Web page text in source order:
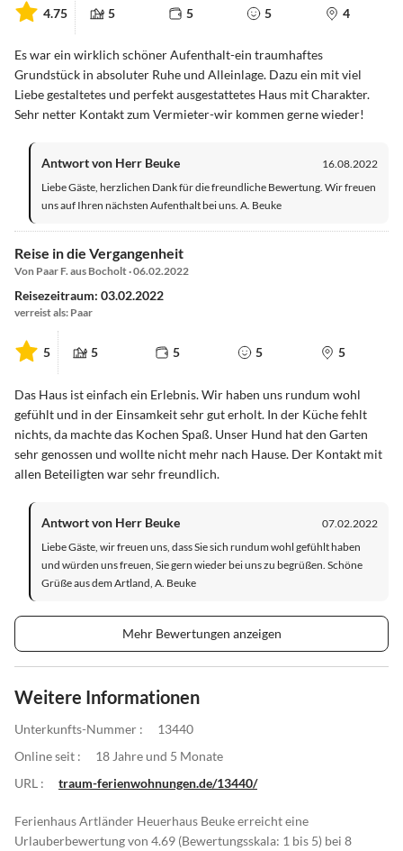
4.75 5 5 5 4
Es war ein wirklich schöner Aufenthalt-ein traumhaftes
Grundstück in absoluter Ruhe und Alleinlage. Dazu ein mit viel
Liebe gestaltetes und perfekt ausgestattetes Haus mit Charakter.
Sehr netter Kontakt zum Vermieter-wir kommen gerne wieder!
Antwort von Herr Beuke
16.08.2022
Liebe Gäste, herzlichen Dank für die freundliche Bewertung. Wir freuen
uns auf Ihren nächsten Aufenthalt bei uns. A. Beuke
Reise in die Vergangenheit
Von Paar F. aus Bocholt · 06.02.2022
Reisezeitraum: 03.02.2022
verreist als: Paar
5 5 5 5 5
Das Haus ist einfach ein Erlebnis. Wir haben uns rundum wohl
gefühlt und in der Einsamkeit sehr gut erholt. In der Küche fehlt
nichts, da machte das Kochen Spaß. Unser Hund hat den Garten
sehr genossen und wollte nicht mehr nach Hause. Der Kontakt mit
allen Beteiligten war sehr freundlich.
Antwort von Herr Beuke
07.02.2022
Liebe Gäste, wir freuen uns, dass Sie sich rundum wohl gefühlt haben
und würden uns freuen, Sie gern wieder bei uns zu begrüßen. Schöne
Grüße aus dem Artland, A. Beuke
Mehr Bewertungen anzeigen
Weitere Informationen
Unterkunfts-Nummer :
13440
Online seit :
18 Jahre und 5 Monate
URL :
traum-ferienwohnungen.de/13440/
Ferienhaus Artländer Heuerhaus Beuke erreicht eine
Urlauberbewertung von 4.69 (Bewertungsskala: 1 bis 5) bei 8